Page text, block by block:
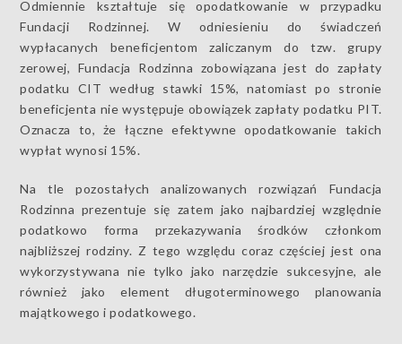
Odmiennie kształtuje się opodatkowanie w przypadku
Fundacji Rodzinnej. W odniesieniu do świadczeń
wypłacanych beneficjentom zaliczanym do tzw. grupy
zerowej, Fundacja Rodzinna zobowiązana jest do zapłaty
podatku CIT według stawki 15%, natomiast po stronie
beneficjenta nie występuje obowiązek zapłaty podatku PIT.
Oznacza to, że łączne efektywne opodatkowanie takich
wypłat wynosi 15%.
Na tle pozostałych analizowanych rozwiązań Fundacja
Rodzinna prezentuje się zatem jako najbardziej względnie
podatkowo forma przekazywania środków członkom
najbliższej rodziny. Z tego względu coraz częściej jest ona
wykorzystywana nie tylko jako narzędzie sukcesyjne, ale
również jako element długoterminowego planowania
majątkowego i podatkowego.